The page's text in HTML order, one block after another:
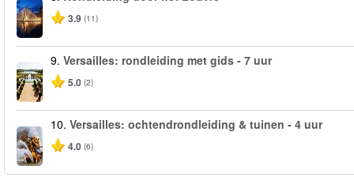
3.9 (11)
9. Versailles: rondleiding met gids - 7 uur
5.0 (2)
10. Versailles: ochtendrondleiding & tuinen - 4 uur
4.0 (6)